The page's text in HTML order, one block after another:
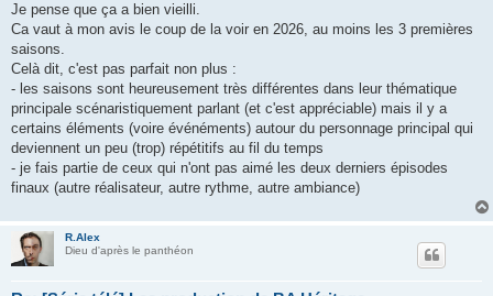
a
g
Je pense que ça a bien vieilli.
Ca vaut à mon avis le coup de la voir en 2026, au moins les 3 premières
saisons.
Celà dit, c'est pas parfait non plus :
- les saisons sont heureusement très différentes dans leur thématique
principale scénaristiquement parlant (et c'est appréciable) mais il y a
certains éléments (voire événéments) autour du personnage principal qui
deviennent un peu (trop) répétitifs au fil du temps
- je fais partie de ceux qui n'ont pas aimé les deux derniers épisodes
finaux (autre réalisateur, autre rythme, autre ambiance)
R.Alex
Dieu d'après le panthéon